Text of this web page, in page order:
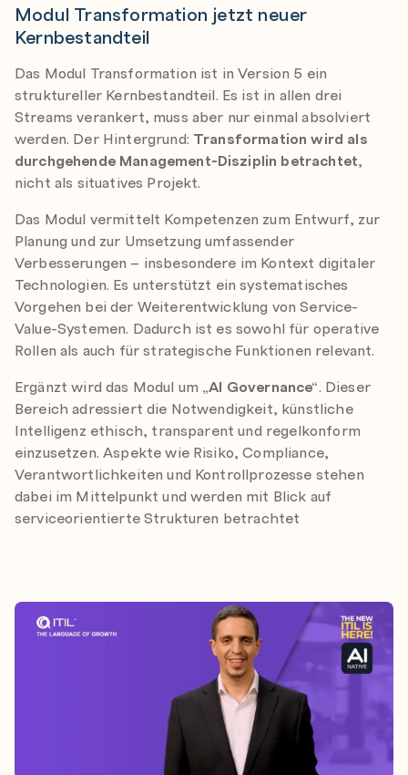
Modul Transformation jetzt neuer
Kernbestandteil
Das Modul Transformation ist in Version 5 ein
struktureller Kernbestandteil. Es ist in allen drei
Streams verankert, muss aber nur einmal absolviert
werden. Der Hintergrund: Transformation wird als
durchgehende Management-Disziplin betrachtet,
nicht als situatives Projekt.
Das Modul vermittelt Kompetenzen zum Entwurf, zur
Planung und zur Umsetzung umfassender
Verbesserungen – insbesondere im Kontext digitaler
Technologien. Es unterstützt ein systematisches
Vorgehen bei der Weiterentwicklung von Service-
Value-Systemen. Dadurch ist es sowohl für operative
Rollen als auch für strategische Funktionen relevant.
Ergänzt wird das Modul um „AI Governance“. Dieser
Bereich adressiert die Notwendigkeit, künstliche
Intelligenz ethisch, transparent und regelkonform
einzusetzen. Aspekte wie Risiko, Compliance,
Verantwortlichkeiten und Kontrollprozesse stehen
dabei im Mittelpunkt und werden mit Blick auf
serviceorientierte Strukturen betrachtet